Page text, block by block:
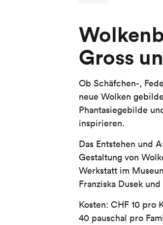
Gross
Ob Schäfchen-,
neue Wolken
Phantasiegebilde
inspirieren.
Das Entstehen und
Gestaltung von
Werkstatt im
Franziska Dusek
Kosten: CHF 10 pro
40 pauschal pro